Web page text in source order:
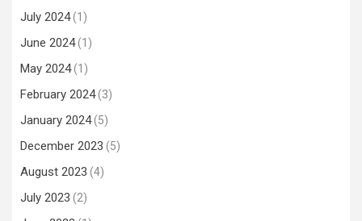
July 2024(1)
June 2024(1)
May 2024(1)
February 2024(3)
January 2024(5)
December 2023 (5)
August 2023 (4)
July 2023 (2)